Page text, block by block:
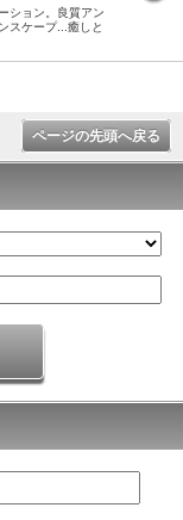
ション。良質アン
スケープ...癒しと
ページの先頭へ戻る